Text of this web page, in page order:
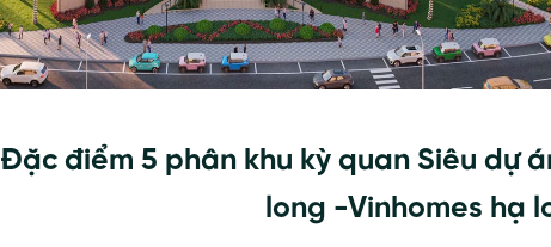
Đặc điểm 5 phân khu kỳ quan Siêu dự
long -Vinhomes hạ